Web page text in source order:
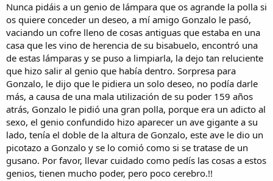
Nunca pidáis a un genio de lámpara que os agrande la polla si
os quiere conceder un deseo, a mí amigo Gonzalo le pasó,
vaciando un cofre lleno de cosas antiguas que estaba en una
casa que les vino de herencia de su bisabuelo, encontró una
de estas lámparas y se puso a limpiarla, la dejo tan reluciente
que hizo salir al genio que había dentro. Sorpresa para
Gonzalo, le dijo que le pidiera un solo deseo, no podía darle
más, a causa de una mala utilización de su poder 159 años
atrás, Gonzalo le pidió una gran polla, porque era un adicto al
sexo, el genio confundido hizo aparecer un ave gigante a su
lado, tenía el doble de la altura de Gonzalo, este ave le dio un
picotazo a Gonzalo y se lo comió como si se tratase de un
gusano. Por favor, llevar cuidado como pedís las cosas a estos
genios, tienen mucho poder, pero poco cerebro.!!